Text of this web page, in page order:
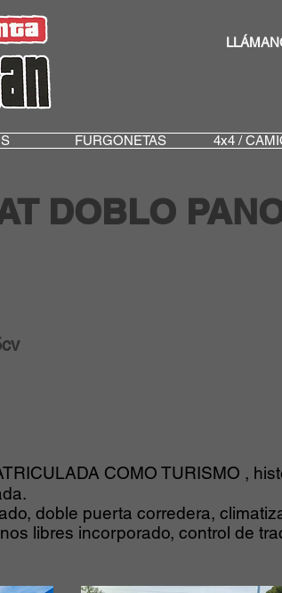
FURGONETAS 4x4 /
DOBLO
COMO TURISMO ,
doble puerta corredera,
libres incorporado, control de